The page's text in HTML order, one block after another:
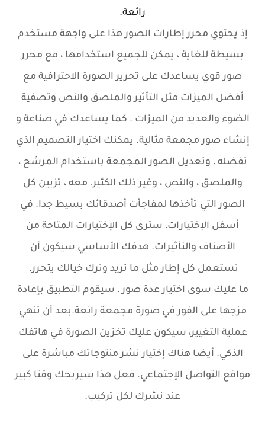
رائعة.
إذ يحتوي محرر إطارات الصور هذا على واجهة مستخدم
بسيطة للغاية ، يمكن للجميع استخدامها ، مع محرر
صور قوي يساعدك على تحرير الصورة الاحترافية مع
أفضل الميزات مثل التأثير والملصق والنص وتصفية
الضوء والعديد من الميزات . كما يساعدك في صناعة و
إنشاء صور مجمعة مثالية. يمكنك اختيار التصميم الذي
تفضله ، وتعديل الصور المجمعة باستخدام المرشح ،
والملصق ، والنص ، وغير ذلك الكثير. معه ، تزيين كل
الصور التي تأخذها لمفاجأت أصدقائك بسيط جدا. في
أسفل الإختيارات، سترى كل الإختيارات المتاحة من
الأصناف والنأثيرات. هدفك الأساسي سيكون أن
تستعمل كل إطار مثل ما تريد وترك خيالك يتحرر.
ما عليك سوى اختيار عدة صور ، سيقوم التطبيق بإعادة
مزجها على الفور في صورة مجمعة رائعة.بعد أن تنهي
عملية التغيير، سيكون عليك تخزين الصورة في هاتفك
الذكي. أيضا هناك إختيار نشر منتوجاتك مباشرة على
مواقع التواصل الإجتماعي. فعل هذا سيربحك وقتا كبير
عند نشرك لكل تركيب.